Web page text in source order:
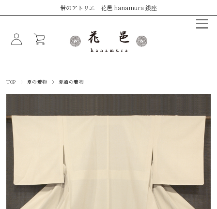
帯のアトリエ 花邑 hanamura 銀座
TOP 夏の着物 夏紬の着物